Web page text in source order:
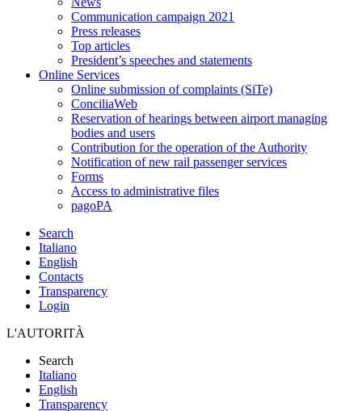
Communication campaign 2021
Press releases
Top articles
President’s speeches and statements
Online Services
Online submission of complaints (SiTe)
ConciliaWeb
Reservation of hearings between airport managing
bodies and users
Contribution for the operation of the Authority
Notification of new rail passenger services
Forms
Access to administrative files
pagoPA
Search
Italiano
English
Contacts
Transparency
Login
L'AUTORITÀ
Search
Italiano
English
Transparency